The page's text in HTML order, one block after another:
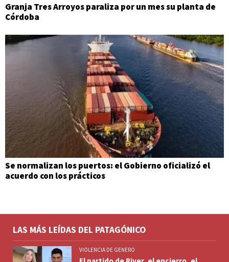
Granja Tres Arroyos paraliza por un mes su planta de
Córdoba
Se normalizan los puertos: el Gobierno oficializó el
acuerdo con los prácticos
LAS MÁS LEÍDAS DEL PATAGÓNICO
VIOLENCIA DE GENERO